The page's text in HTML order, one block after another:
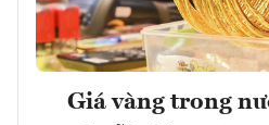
Giá vàng trong